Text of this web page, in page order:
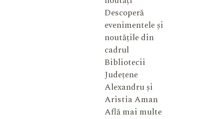
Descoperă
evenimentele și
noutățile din
cadrul
Bibliotecii
Județene
Alexandru și
Aristia Aman
Află mai multe